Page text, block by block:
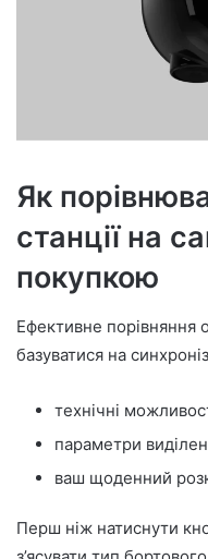
Як
станції на
покупкою
Ефективне порівняння
базуватися на
технічні
параметри
ваш щоденний
Перш ніж натиснути